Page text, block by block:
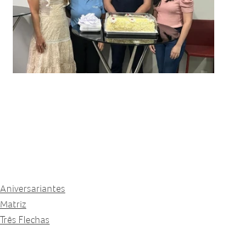
Aniversariantes
Matriz
Três Flechas